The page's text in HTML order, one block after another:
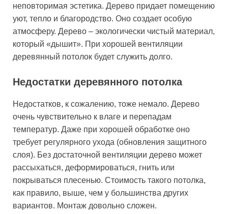
неповторимая эстетика. Дерево придает помещению
уют, тепло и благородство. Оно создает особую
атмосферу. Дерево – экологически чистый материал,
который «дышит». При хорошей вентиляции
деревянный потолок будет служить долго.
Недостатки деревянного потолка
Недостатков, к сожалению, тоже немало. Дерево
очень чувствительно к влаге и перепадам
температур. Даже при хорошей обработке оно
требует регулярного ухода (обновления защитного
слоя). Без достаточной вентиляции дерево может
рассыхаться, деформироваться, гнить или
покрываться плесенью. Стоимость такого потолка,
как правило, выше, чем у большинства других
вариантов. Монтаж довольно сложен.